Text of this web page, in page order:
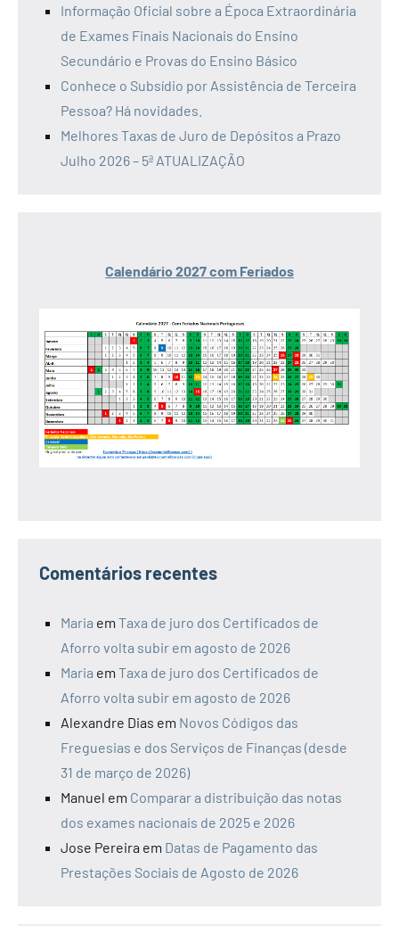
Informação Oficial sobre a Época Extraordinária
de Exames Finais Nacionais do Ensino
Secundário e Provas do Ensino Básico
Conhece o Subsídio por Assistência de Terceira
Pessoa? Há novidades.
Melhores Taxas de Juro de Depósitos a Prazo
Julho 2026 – 5ª ATUALIZAÇÃO
Calendário 2027 com Feriados
Comentários recentes
Maria em Taxa de juro dos Certificados de
Aforro volta subir em agosto de 2026
Maria em Taxa de juro dos Certificados de
Aforro volta subir em agosto de 2026
Alexandre Dias em Novos Códigos das
Freguesias e dos Serviços de Finanças (desde
31 de março de 2026)
Manuel em Comparar a distribuição das notas
dos exames nacionais de 2025 e 2026
Jose Pereira em Datas de Pagamento das
Prestações Sociais de Agosto de 2026